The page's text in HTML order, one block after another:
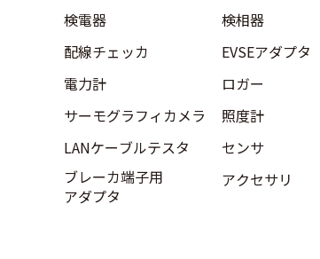
検電器
配線チェッカ
電力計
サーモグラフィカメラ
LANケーブルテスタ
ブレーカ端子用
アダプタ
検相器
EVSEアダプタ
ロガー
照度計
センサ
アクセサリ